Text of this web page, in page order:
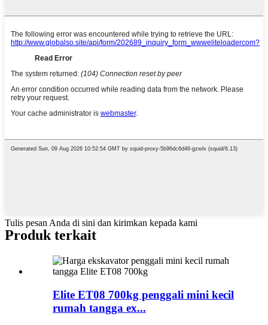
Tulis pesan Anda di sini dan kirimkan kepada kami
Produk terkait
Elite ET08 700kg penggali mini kecil
rumah tangga ex...